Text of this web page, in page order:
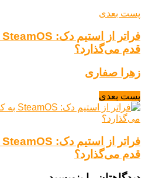
پست بعدی
قدم می‌گذارد؟
زهرا صفاری
پست بعدی
قدم می‌گذارد؟